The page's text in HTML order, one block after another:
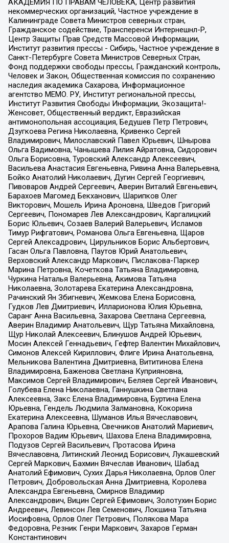
АКАДЕМИЯ ПО ПРАВАМ ЧЕЛОВЕКА, Центр развития
некоммерческих организаций, Частное учреждение в
Калининграде Совета Министров северных стран,
Гражданское содействие, Трансперенси Интернешнл-Р,
Центр Защиты Прав Средств Массовой Информации,
Институт развития прессы - Сибирь, Частное учреждение в
Санкт-Петербурге Совета Министров Северных Стран,
Фонд поддержки свободы прессы, Гражданский контроль,
Человек и Закон, Общественная комиссия по сохранению
наследия академика Сахарова, Информационное
агентство МЕМО. РУ, Институт региональной прессы,
Институт Развития Свободы Информации, Экозащита!-
Женсовет, Общественный вердикт, Евразийская
антимонопольная ассоциация, Бедушев Петр Петрович,
Дзугкоева Регина Николаевна, Кривенко Сергей
Владимирович, Милославский Павел Юрьевич, Шнырова
Ольга Вадимовна, Чанышева Лилия Айратовна, Сидорович
Ольга Борисовна, Туровский Александр Алексеевич,
Васильева Анастасия Евгеньевна, Ривина Анна Валерьевна,
Бойко Анатолий Николаевич, Дугин Сергей Георгиевич,
Пивоваров Андрей Сергеевич, Аверин Виталий Евгеньевич,
Барахоев Магомед Бекханович, Шарипков Олег
Викторович, Мошель Ирина Ароновна, Шведов Григорий
Сергеевич, Пономарев Лев Александрович, Каргалицкий
Борис Юльевич, Созаев Валерий Валерьевич, Исламов
Тимур Рифгатович, Романова Ольга Евгеньевна, Щаров
Сергей Алексадрович, Цирульников Борис Альбертович,
Гасан Ольга Павловна, Паутов Юрий Анатольевич,
Верховский Александр Маркович, Пислакова-Паркер
Марина Петровна, Кочеткова Татьяна Владимировна,
Чуркина Наталья Валерьевна, Акимова Татьяна
Николаевна, Золотарева Екатерина Александровна,
Рачинский Ян Збигневич, Жемкова Елена Борисовна,
Гудков Лев Дмитриевич, Илларионова Юлия Юрьевна,
Саранг Анна Васильевна, Захарова Светлана Сергеевна,
Аверин Владимир Анатольевич, Щур Татьяна Михайловна,
Щур Николай Алексеевич, Блинушов Андрей Юрьевич,
Мосин Алексей Геннадьевич, Гефтер Валентин Михайлович,
Симонов Алексей Кириллович, Флиге Ирина Анатольевна,
Мельникова Валентина Дмитриевна, Вититинова Елена
Владимировна, Баженова Светлана Куприяновна,
Максимов Сергей Владимирович, Беляев Сергей Иванович,
Голубева Елена Николаевна, Ганнушкина Светлана
Алексеевна, Закс Елена Владимировна, Буртина Елена
Юрьевна, Гендель Людмила Залмановна, Кокорина
Екатерина Алексеевна, Шуманов Илья Вячеславович,
Арапова Галина Юрьевна, Свечников Анатолий Мариевич,
Прохоров Вадим Юрьевич, Шахова Елена Владимировна,
Подузов Сергей Васильевич, Протасова Ирина
Вячеславовна, Литинский Леонид Борисович, Лукашевский
Сергей Маркович, Бахмин Вячеслав Иванович, Шабад
Анатолий Ефимович, Сухих Дарья Николаевна, Орлов Олег
Петрович, Добровольская Анна Дмитриевна, Королева
Александра Евгеньевна, Смирнов Владимир
Александрович, Вицин Сергей Ефимович, Золотухин Борис
Андреевич, Левинсон Лев Семенович, Локшина Татьяна
Иосифовна, Орлов Олег Петрович, Полякова Мара
Федоровна, Резник Генри Маркович, Захаров Герман
Константинович